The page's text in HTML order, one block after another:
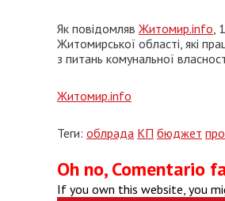
Як повідомляв Житомир.info,
Житомирської області, які
з питань комунальної
Житомир.info
Теги: облрада КП бюджет
Oh no, Comentario
If you own this website, you